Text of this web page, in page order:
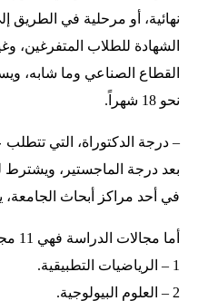
نهائية، أو مرحلية في الطريق
الشهادة للطلاب المتفرغين،
القطاع الصناعي وما شابه،
نحو 18 شهراً.
– درجة الدكتوراة، التي
بعد درجة الماجستير،
في أحد مراكز أبحاث
أما مجالات الدراسة فهي 11 مجالاً:
1 – الرياضيات التطبيقية.
2 – العلوم البيولوجية.